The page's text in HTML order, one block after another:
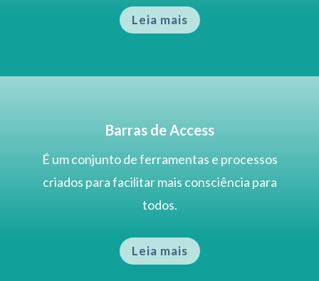
Leia mais
Barras de Access
É um conjunto de ferramentas e processos
criados para facilitar mais consciência para
todos.
Leia mais